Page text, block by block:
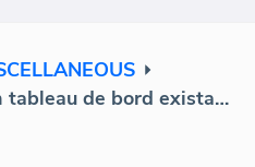
Comment connecter un tableau de bord existant à une connexion différente ?